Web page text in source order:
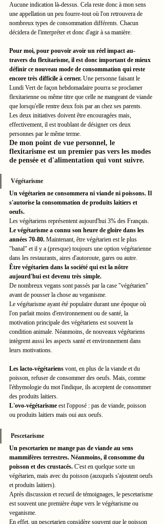
Aucune indication là-dessus. Cela reste donc à mon sens
une appellation un peu fourre-tout où l'on retrouvera de
nombreux types de consommation différents. Chacun
décidera de l'interpréter et donc d'agir à sa manière.
Pour moi, pour pouvoir avoir un réel impact au-
travers du flexitarisme, il est donc important de mieux
définir ce nouveau mode de consommation qui reste
encore très difficile à cerner. Une personne faisant le
Lundi Vert de façon hebdomadaire pourra se proclamer
flexitarienne ou même titre que celle ne mangeant de viande
que lorsqu'elle rentre deux fois par an chez ses parents.
Les deux initiatives doivent être encouragées mais,
effectivement, il est troublant de désigner ces deux
personnes par le même terme.
De mon point de vue personnel, le
flexitarisme est un premier pas vers les modes
de pensée et d'alimentation qui vont suivre.
Végétarisme
Un végétarien ne consommera ni viande ni poissons. Il
s'autorise la consommation de produits laitiers et
oeufs.
Les végétariens représentent aujourd'hui 3% des Français.
Le végétarisme a connu son heure de gloire dans les
années 70-80. Maintenant, être végétarien est le plus
"banal" et il y a (presque) toujours une option végétarienne
dans les restaurants, aires d'autoroute, gares ou autre.
Être végétarien dans la société qui est la nôtre
aujourd'hui est devenu très simple.
De nombreux vegans sont passés par la case "végétarien"
avant de pousser la chose au veganisme.
Le végétarisme ayant été populaire durant une époque où
l'on parlait moins d'environnement ou de santé, la
motivation principale des végétariens est souvent la
condition animale. Néanmoins, de nouveaux végétariens
intègrent aussi les aspects santé et environnement dans
leurs motivations.
Les lacto-végétariens vont, en plus de la viande et du
poisson, refuser de consommer des oeufs. Mais, comme
l'éthymologie du mot l'indique, ils acceptent de consommer
des produits laitiers.
L'ovo-végétarisme est l'opposé : pas de viande, poisson
ou produits laitiers mais oui aux oeufs.
Pescetarisme
Un pescetarien ne mange pas de viande au sens
mammifères terrestres. Néanmoins, il consomme du
poisson et des crustacés. C'est en quelque sorte un
végétarien, mais avec du poisson (auxquels s'ajoutent oeufs
et produits laitiers).
Après discussion et recueil de témoignages, le pescetarisme
est souvent une première étape vers le végétarisme ou
veganisme.
En effet, un pescetarien considère souvent que le poisson